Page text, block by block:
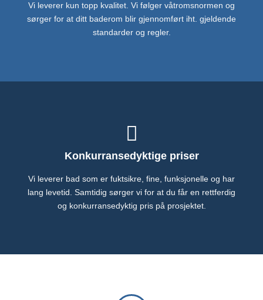
Vi leverer kun topp kvalitet. Vi følger våtromsnormen og
sørger for at ditt baderom blir gjennomført iht. gjeldende
standarder og regler.
Konkurransedyktige priser
Vi leverer bad som er fuktsikre, fine, funksjonelle og har
lang levetid. Samtidig sørger vi for at du får en rettferdig
og konkurransedyktig pris på prosjektet.